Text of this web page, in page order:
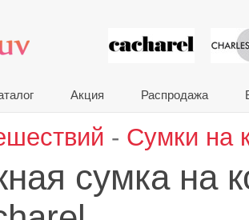
VIP
Акция Распродажа
- Сумки на
сумка на